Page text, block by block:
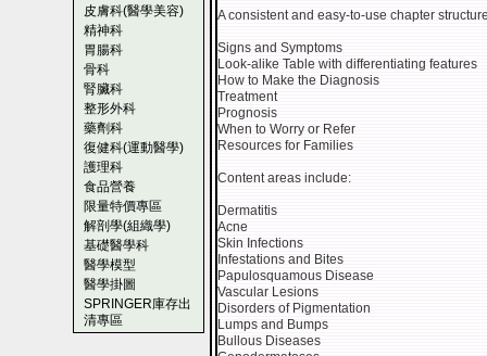
皮膚科(醫學美容)
精神科
胃腸科
骨科
腎臟科
整形外科
藥劑科
復健科(運動醫學)
護理科
食品營養
限量特價專區
解剖學(組織學)
基礎醫學科
醫學模型
醫學掛圖
SPRINGER庫存出
清專區
A consistent and easy-to-use chapter
Signs and Symptoms
Look-alike Table with differentiating features
How to Make the Diagnosis
Treatment
Prognosis
When to Worry or Refer
Resources for Families
Content areas include:
Dermatitis
Acne
Skin Infections
Infestations and Bites
Papulosquamous Disease
Vascular Lesions
Disorders of Pigmentation
Lumps and Bumps
Bullous Diseases